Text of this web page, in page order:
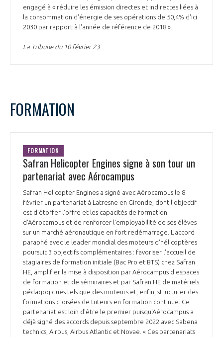
engagé à « réduire les émission directes et indirectes liées à
la consommation d'énergie de ses opérations de 50,4% d'ici
2030 par rapport à l'année de référence de 2018 ».
La Tribune du 10 février 23
FORMATION
FORMATION
Safran Helicopter Engines signe à son tour un
partenariat avec Aérocampus
Safran Helicopter Engines a signé avec Aérocampus le 8
février un partenariat à Latresne en Gironde, dont l’objectif
est d’étoffer l'offre et les capacités de formation
d'Aérocampus et de renforcer l'employabilité de ses élèves
sur un marché aéronautique en fort redémarrage. L'accord
paraphé avec le leader mondial des moteurs d'hélicoptères
poursuit 3 objectifs complémentaires : favoriser l'accueil de
stagiaires de formation initiale (Bac Pro et BTS) chez Safran
HE, amplifier la mise à disposition par Aérocampus d'espaces
de formation et de séminaires et par Safran HE de matériels
pédagogiques tels que des moteurs et, enfin, structurer des
formations croisées de tuteurs en formation continue. Ce
partenariat est loin d'être le premier puisqu'Aérocampus a
déjà signé des accords depuis septembre 2022 avec Sabena
technics, Airbus, Airbus Atlantic et Novae. « Ces partenariats